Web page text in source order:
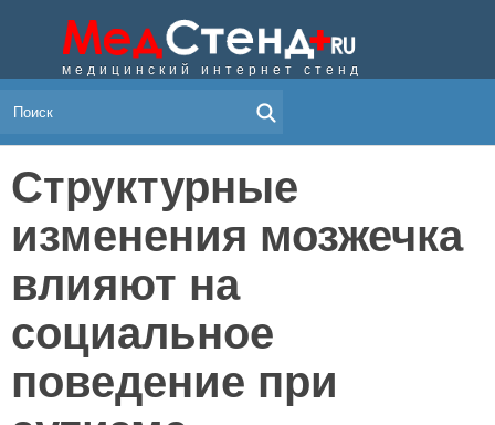
медицинский интернет стенд
Структурные
изменения мозжечка
влияют на
социальное
поведение при